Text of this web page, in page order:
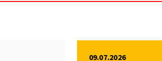
09.07.2026